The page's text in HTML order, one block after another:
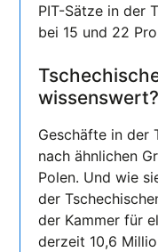
PIT-Sätze in der
bei 15 und 22
wissenswert?
Geschäfte in der
nach ähnlichen
Polen. Und wie
der
der Kammer für
derzeit 10,6